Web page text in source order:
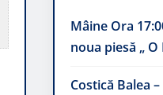
Mâine Ora
noua piesă „
Costică Balea